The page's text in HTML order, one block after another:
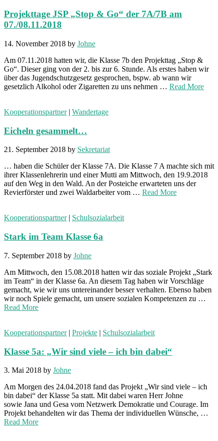
Projekttage JSP „Stop & Go“ der 7A/7B am
07./08.11.2018
14. November 2018 by Johne
Am 07.11.2018 hatten wir, die Klasse 7b den Projekttag „Stop &
Go“. Dieser ging von der 2. bis zur 6. Stunde. Als erstes haben wir
über das Jugendschutzgesetz gesprochen, bspw. ab wann wir
gesetzlich Alkohol oder Zigaretten zu uns nehmen … Read More
Kooperationspartner| Wandertage
Eicheln gesammelt…
21. September 2018 by Sekretariat
… haben die Schüler der Klasse 7A. Die Klasse 7 A machte sich mit
ihrer Klassenlehrerin und einer Mutti am Mittwoch, den 19.9.2018
auf den Weg in den Wald. An der Posteiche erwarteten uns der
Revierförster und zwei Waldarbeiter vom … Read More
Kooperationspartner| Schulsozialarbeit
Stark im Team Klasse 6a
7. September 2018 by Johne
Am Mittwoch, den 15.08.2018 hatten wir das soziale Projekt „Stark
im Team“ in der Klasse 6a. An diesem Tag haben wir Vorschläge
gemacht, wie wir uns untereinander besser verhalten. Ebenso haben
wir noch Spiele gemacht, um unsere sozialen Kompetenzen zu …
Read More
Kooperationspartner| Projekte | Schulsozialarbeit
Klasse 5a: „Wir sind viele – ich bin dabei“
3. Mai 2018 by Johne
Am Morgen des 24.04.2018 fand das Projekt „Wir sind viele – ich
bin dabei“ der Klasse 5a statt. Mit dabei waren Herr Johne
sowie Jana und Gesa vom Netzwerk Demokratie und Courage. Im
Projekt behandelten wir das Thema der individuellen Wünsche, …
Read More